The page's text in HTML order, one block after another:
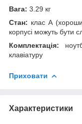
Вага: 3.29 кг
Стан: клас А
корпусі можуть бути
Комплектація:
клавіатуру
Приховати
Характеристики